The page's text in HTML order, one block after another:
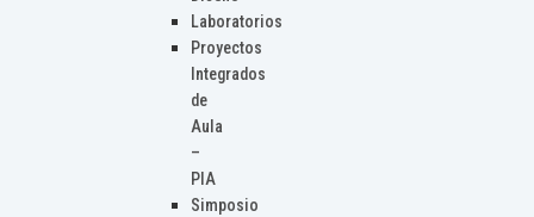
Laboratorios
Proyectos
Integrados
de
Aula
–
PIA
Simposio